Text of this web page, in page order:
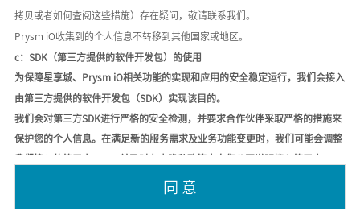
拷贝或者如何查阅这些措施）存在疑问，敬请联系我们。
Prysm iO收集到的个人信息不转移到其他国家或地区。
c：SDK（第三方提供的软件开发包）的使用
为保障星享城、 Prysm iO相关功能的实现和应用的安全稳定运行，我们会接入
由第三方提供的软件开发包（SDK）实现该目的。
我们会对第三方SDK进行严格的安全检测，并要求合作伙伴采取严格的措施来
保护您的个人信息。在满足新的服务需求及业务功能变更时，我们可能会调整
的最新情况。请注意，第三方SDK可能因为版本升级、策略调整等原因导致数
同 意